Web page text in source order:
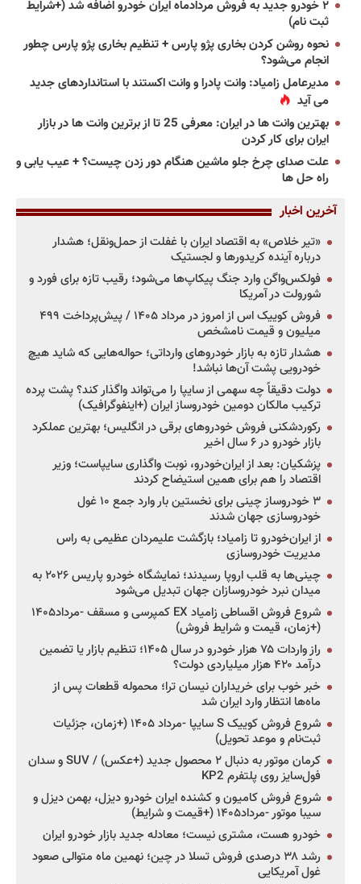
۲ خودرو جدید به فروش مردادماه ایران خودرو اضافه شد (+شرایط
ثبت نام)
نحوه روشن کردن بخاری پژو پارس + تنظیم بخاری پژو پارس چطور
انجام می‌شود؟
مدیرعامل زامیاد: وانت پادرا و وانت اکستند با استانداردهای جدید
می آید
بهترین وانت ها در ایران: معرفی 25 تا از برترین وانت ها در بازار
ایران برای کار کردن
علت صدای چرخ جلو ماشین هنگام دور زدن چیست؟ + عیب یابی و
راه حل ها
آخرین اخبار
«تیر خلاص» به اقتصاد ایران با غفلت از حمل‌ونقل؛ هشدار
درباره آینده کریدورها و لجستیک
فولکس‌واگن وارد جنگ پیکاپ‌ها می‌شود؛ رقیب تازه برای فورد و
شورولت در آمریکا
فروش کوییک اس از امروز در مرداد ۱۴۰۵ / پیش‌پرداخت ۴۹۹
میلیون و قیمت نامشخص
هشدار تازه به بازار خودروهای وارداتی؛ حواله‌هایی که شاید هیچ
خودرویی پشت آن‌ها نباشد!
دولت دقیقاً چه سهمی از سایپا را می‌تواند واگذار کند؟ پشت پرده
ترکیب مالکان دومین خودروساز ایران (+اینفوگرافیک)
رکوردشکنی فروش خودروهای برقی در انگلیس؛ بهترین عملکرد
بازار خودرو در ۶ سال اخیر
پزشکیان: بعد از ایران‌خودرو، نوبت واگذاری سایپاست؛ وزیر
اقتصاد را هم برای همین استیضاح کردند
۳ خودروساز چینی برای نخستین بار وارد جمع ۱۰ غول
خودروسازی جهان شدند
از ایران‌خودرو تا زامیاد؛ بازگشت علیمردان عظیمی به راس
مدیریت خودروسازی
چینی‌ها به قلب اروپا رسیدند؛ نمایشگاه خودرو پاریس ۲۰۲۶ به
میدان نبرد خودروسازان جهان تبدیل می‌شود
شروع فروش اقساطی زامیاد EX کمپرسی و مسقف -مرداد۱۴۰۵
(+زمان، قیمت و شرایط فروش)
راز واردات ۷۵ هزار خودرو در سال ۱۴۰۵؛ تنظیم بازار یا تضمین
درآمد ۴۲۰ هزار میلیاردی دولت؟
خبر خوب برای خریداران نیسان ترا؛ محموله قطعات پس از
ماه‌ها انتظار وارد ایران شد
شروع فروش کوییک S سایپا -مرداد ۱۴۰۵ (+زمان، جزئیات
ثبت‌نام و موعد تحویل)
کرمان موتور به دنبال ۲ محصول جدید (+عکس) / SUV و سدان
فول‌سایز روی پلتفرم KP2
شروع فروش کامیون و کشنده ایران خودرو دیزل، بهمن دیزل و
سیبا موتور -مرداد۱۴۰۵ (+قیمت و شرایط)
خودرو هست، مشتری نیست؛ معادله جدید بازار خودرو ایران
رشد ۳۸ درصدی فروش تسلا در چین؛ نهمین ماه متوالی صعود
غول آمریکایی